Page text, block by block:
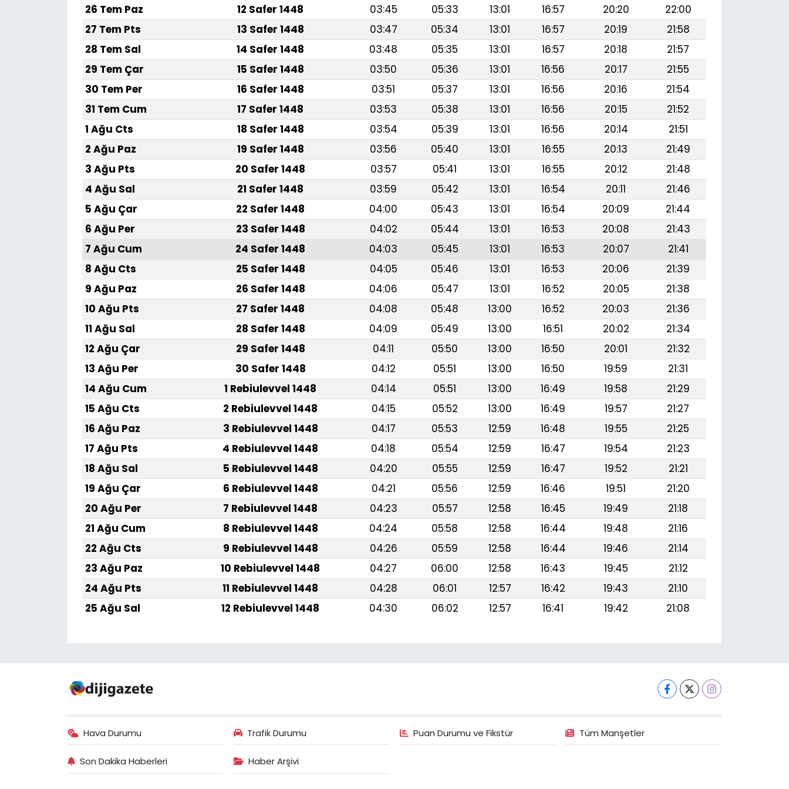
26 Tem Paz
12 Safer 1448 03:45 05:33 13:01 16:57 20:20
22:00
27 Tem Pts
13 Safer 1448 03:47 05:34 13:01 16:57 20:19
21:58
28 Tem Sal
14 Safer 1448 03:48 05:35 13:01 16:57 20:18
21:57
29 Tem Çar
15 Safer 1448 03:50 05:36 13:01 16:56 20:17
21:55
30 Tem Per
16 Safer 1448 03:51 05:37 13:01 16:56 20:16
21:54
31 Tem Cum
17 Safer 1448 03:53 05:38 13:01 16:56 20:15
21:52
1 Ağu Cts
18 Safer 1448 03:54 05:39 13:01 16:56 20:14
21:51
2 Ağu Paz
19 Safer 1448 03:56 05:40 13:01 16:55 20:13
21:49
3 Ağu Pts
20 Safer 1448 03:57 05:41 13:01 16:55 20:12
21:48
4 Ağu Sal
21 Safer 1448 03:59 05:42 13:01 16:54 20:11
21:46
5 Ağu Çar
22 Safer 1448 04:00 05:43 13:01 16:54 20:09
21:44
6 Ağu Per
23 Safer 1448 04:02 05:44 13:01 16:53 20:08
21:43
7 Ağu Cum
24 Safer 1448 04:03 05:45 13:01 16:53 20:07
21:41
8 Ağu Cts
25 Safer 1448 04:05 05:46 13:01 16:53 20:06
21:39
9 Ağu Paz
26 Safer 1448 04:06 05:47 13:01 16:52 20:05
21:38
10 Ağu Pts
27 Safer 1448 04:08 05:48 13:00 16:52 20:03
21:36
11 Ağu Sal
28 Safer 1448 04:09 05:49 13:00 16:51 20:02
21:34
12 Ağu Çar
29 Safer 1448 04:11 05:50 13:00 16:50 20:01
21:32
13 Ağu Per
30 Safer 1448 04:12 05:51 13:00 16:50 19:59
21:31
14 Ağu Cum
1 Rebiulevvel 1448 04:14 05:51 13:00 16:49 19:58
21:29
15 Ağu Cts
2 Rebiulevvel 1448 04:15 05:52 13:00 16:49 19:57
21:27
16 Ağu Paz
3 Rebiulevvel 1448 04:17 05:53 12:59 16:48 19:55
21:25
17 Ağu Pts
4 Rebiulevvel 1448 04:18 05:54 12:59 16:47 19:54
21:23
18 Ağu Sal
5 Rebiulevvel 1448 04:20 05:55 12:59 16:47 19:52
21:21
19 Ağu Çar
6 Rebiulevvel 1448 04:21 05:56 12:59 16:46 19:51
21:20
20 Ağu Per
7 Rebiulevvel 1448 04:23 05:57 12:58 16:45 19:49
21:18
21 Ağu Cum
8 Rebiulevvel 1448 04:24 05:58 12:58 16:44 19:48
21:16
22 Ağu Cts
9 Rebiulevvel 1448 04:26 05:59 12:58 16:44 19:46
21:14
23 Ağu Paz
10 Rebiulevvel 1448 04:27 06:00 12:58 16:43 19:45
21:12
24 Ağu Pts
11 Rebiulevvel 1448 04:28 06:01 12:57 16:42 19:43
21:10
25 Ağu Sal
12 Rebiulevvel 1448 04:30 06:02 12:57 16:41 19:42 21:08
Hava Durumu Trafik Durumu Puan Durumu ve Fikstür Tüm Manşetler
Son Dakika Haberleri Haber Arşivi
Video Galeri